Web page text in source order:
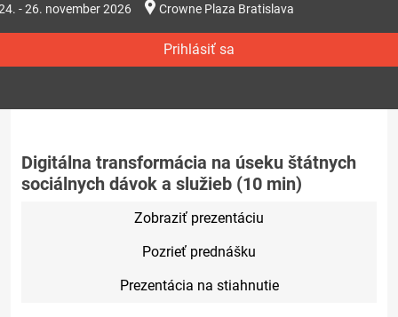
- 26. november 2026 Crowne Plaza Bratislava
Prihlásiť sa
Digitálna transformácia na úseku štátnych
sociálnych dávok a služieb (10 min)
Zobraziť prezentáciu
Pozrieť prednášku
Prezentácia na stiahnutie